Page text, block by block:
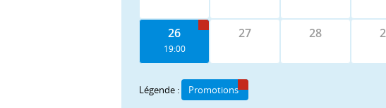
26
19:00
27 28
Légende : Promotions